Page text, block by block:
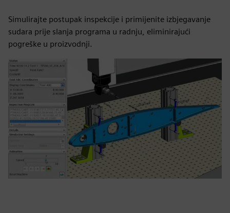
Simulirajte postupak inspekcije i primijenite izbjegavanje
sudara prije slanja programa u radnju, eliminirajući
pogreške u proizvodnji.